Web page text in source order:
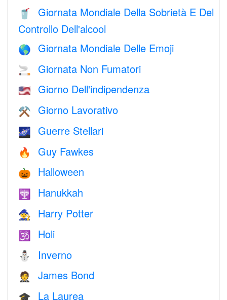
🥤
Giornata Mondiale Della Sobrietà E Del
Controllo Dell'alcool
🌎 Giornata Mondiale Delle Emoji
🚬 Giornata Non Fumatori
🇺🇸 Giorno Dell'indipendenza
⚒️ Giorno Lavorativo
🌌 Guerre Stellari
🔥 Guy Fawkes
🎃 Halloween
🕎 Hanukkah
🧙 Harry Potter
🕉 Holi
⛄ Inverno
🤵 James Bond
🎓 La Laurea